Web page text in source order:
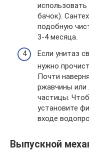
бачок).
подобную
3-4 месяца.
Если унитаз
нужно
Почти
ржавчины или
частицы.
установите
входе
Выпускной